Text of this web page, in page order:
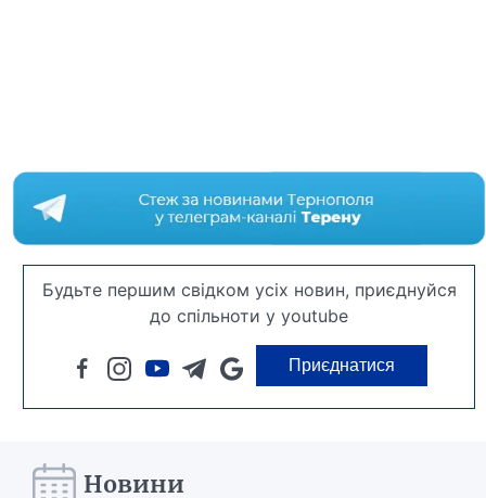
Будьте першим свідком усіх новин, приєднуйся
до спільноти у youtube
Приєднатися
Новини